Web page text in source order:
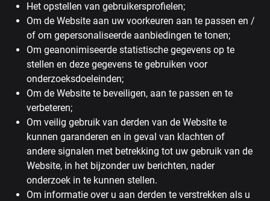
Het opstellen van gebruikersprofielen;
Om de Website aan uw voorkeuren aan te passen en /
of om gepersonaliseerde aanbiedingen te tonen;
Om geanonimiseerde statistische gegevens op te
stellen en deze gegevens te gebruiken voor
onderzoeksdoeleinden;
Om de Website te beveiligen, aan te passen en te
verbeteren;
Om veilig gebruik van derden van de Website te
kunnen garanderen en in geval van klachten of
andere signalen met betrekking tot uw gebruik van de
Website, in het bijzonder uw berichten, nader
onderzoek in te kunnen stellen.
Om informatie over u aan derden te verstrekken als u